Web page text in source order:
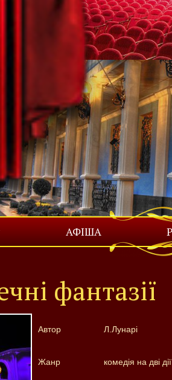
АФІША
фантазії
Автор Л.Лунарі
Жанр комедія на дві дії